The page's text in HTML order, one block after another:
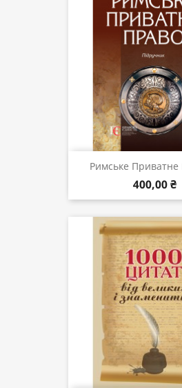
Римське Приватне
400,00 ₴